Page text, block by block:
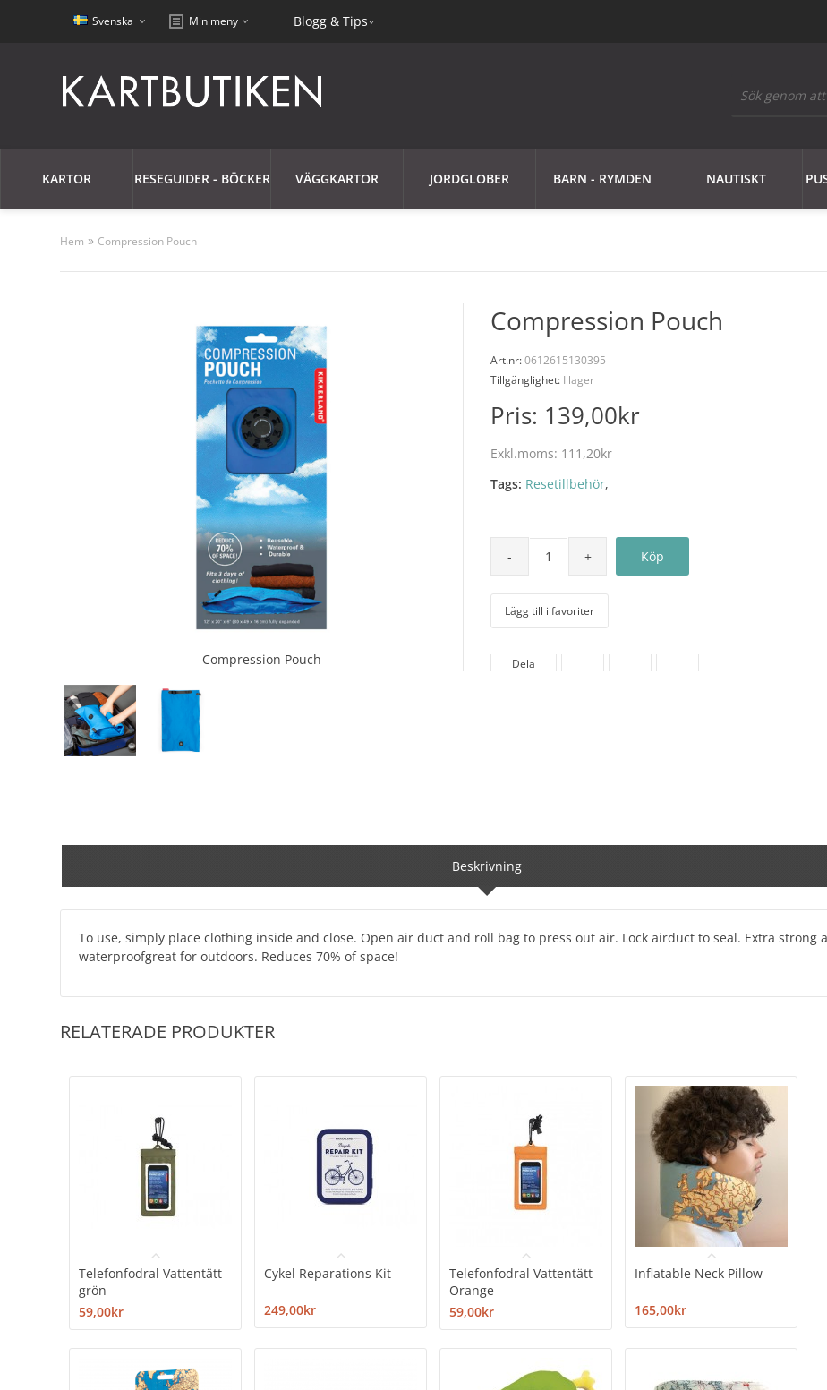
Svenska Min meny Blogg & Tips
KARTOR RESEGUIDER - BÖCKER VÄGGKARTOR JORDGLOBER BARN - RYMDEN NAUTISKT
Hem » Compression Pouch
Compression Pouch
Compression Pouch
Art.nr:0612615130395
Tillgänglighet: I lager
Pris: 139,00kr
Exkl.moms: 111,20kr
Tags: Resetillbehör,
Lägg till i favoriter
Dela
Beskrivning
To use, simply place clothing inside and close. Open air duct and roll bag to press out air. Lock airduct to seal. Extra strong
waterproofgreat for outdoors. Reduces 70% of space!
RELATERADE PRODUKTER
Telefonfodral Vattentätt
grön
59,00kr
Cykel Reparations Kit
249,00kr
Telefonfodral Vattentätt
Orange
59,00kr
Inflatable Neck Pillow
165,00kr